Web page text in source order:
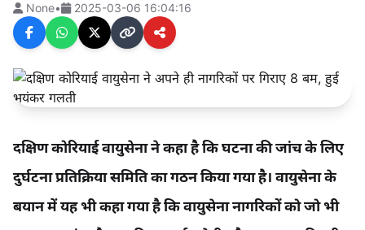
None• 2025-03-06 16:04:16
दक्षिण कोरियाई वायुसेना ने कहा है कि घटना की जांच के लिए
दुर्घटना प्रतिक्रिया समिति का गठन किया गया है। वायुसेना के
बयान में यह भी कहा गया है कि वायुसेना नागरिकों को जो भी